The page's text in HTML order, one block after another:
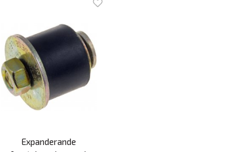
Expanderande